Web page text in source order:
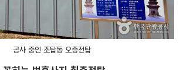
공사 중인 조탑동 오층전탑